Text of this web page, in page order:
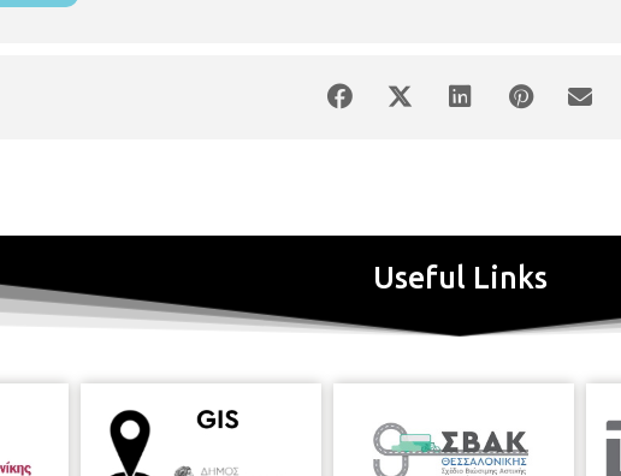
Useful Links